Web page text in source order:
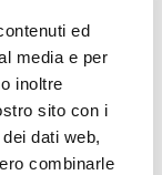
ed
media e per
inoltre
sito con i
dati web,
combinarle
dal titolo:
IN
dal